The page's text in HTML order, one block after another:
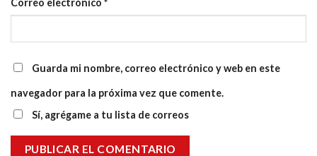
Correo electrónico *
Guarda mi nombre, correo electrónico y web en este
navegador para la próxima vez que comente.
Sí, agrégame a tu lista de correos